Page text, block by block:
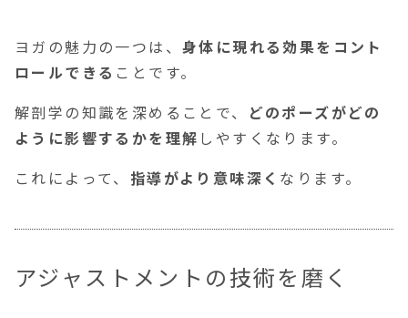
ヨガの魅力の一つは、 身体に現れる効果をコント
ロールできる ことです。
解剖学の知識を深めることで、
どのポーズがどの
ように影響するかを理解 しやすくなります。
これによって、 指導がより意味深く なります。
アジャストメントの技術を磨く